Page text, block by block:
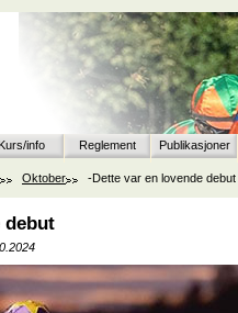
Kurs/info Reglement Publikasjoner
Oktober -Dette var en lovende debut
debut